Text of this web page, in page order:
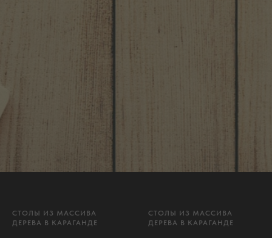
СТОЛЫ ИЗ МАССИВА
ДЕРЕВА В КАРАГАНДЕ
СТОЛЫ ИЗ МАССИВА
ДЕРЕВА В КАРАГАНДЕ